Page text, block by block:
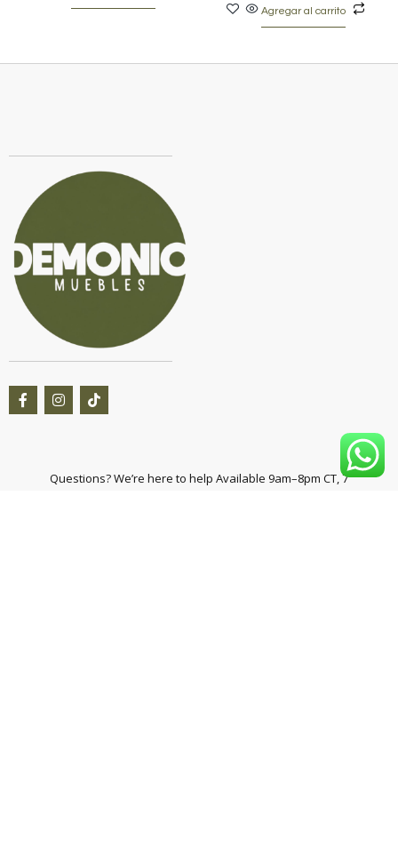
Agregar al carrito
Questions? We’re here to help Available 9am–8pm CT, 7